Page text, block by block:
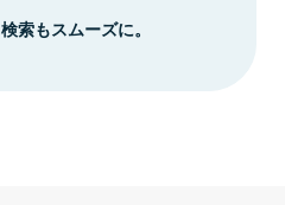
索もスムーズに。